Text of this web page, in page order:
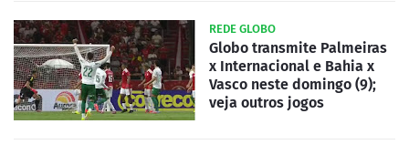
REDE GLOBO
Globo transmite Palmeiras
x Internacional e Bahia x
Vasco neste domingo (9);
veja outros jogos